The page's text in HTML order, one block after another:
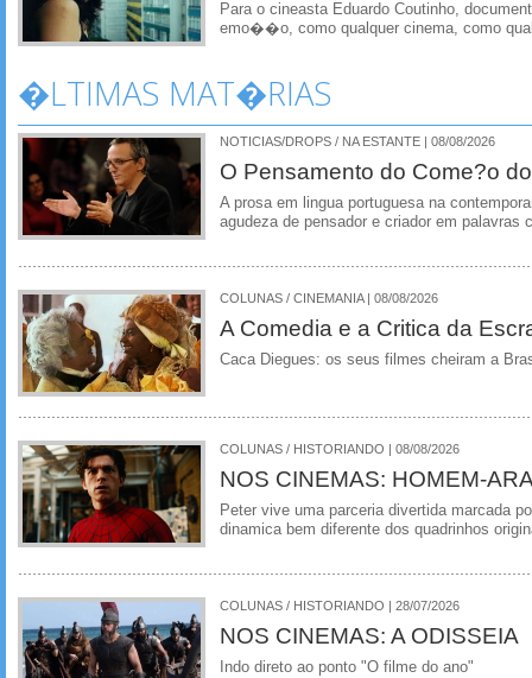
Para o cineasta Eduardo Coutinho,
emo��o, como qualquer cinema, como
�LTIMAS MAT�RIAS
NOTICIAS/DROPS / NA ESTANTE | 08/08/2026
O Pensamento do Come?o
A prosa em lingua portuguesa na
agudeza de pensador e criador em palavras
COLUNAS / CINEMANIA | 08/08/2026
A Comedia e a Critica da
Caca Diegues: os seus filmes cheiram a
COLUNAS / HISTORIANDO | 08/08/2026
NOS CINEMAS: HOMEM-
Peter vive uma parceria divertida marcada
dinamica bem diferente dos quadrinhos
COLUNAS / HISTORIANDO | 28/07/2026
NOS CINEMAS: A ODISSEIA
Indo direto ao ponto "O filme do ano"